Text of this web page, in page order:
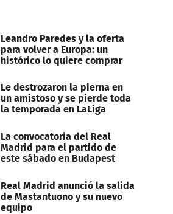
Leandro Paredes y la oferta
para volver a Europa: un
histórico lo quiere comprar
Le destrozaron la pierna en
un amistoso y se pierde toda
la temporada en LaLiga
La convocatoria del Real
Madrid para el partido de
este sábado en Budapest
Real Madrid anunció la salida
de Mastantuono y su nuevo
equipo